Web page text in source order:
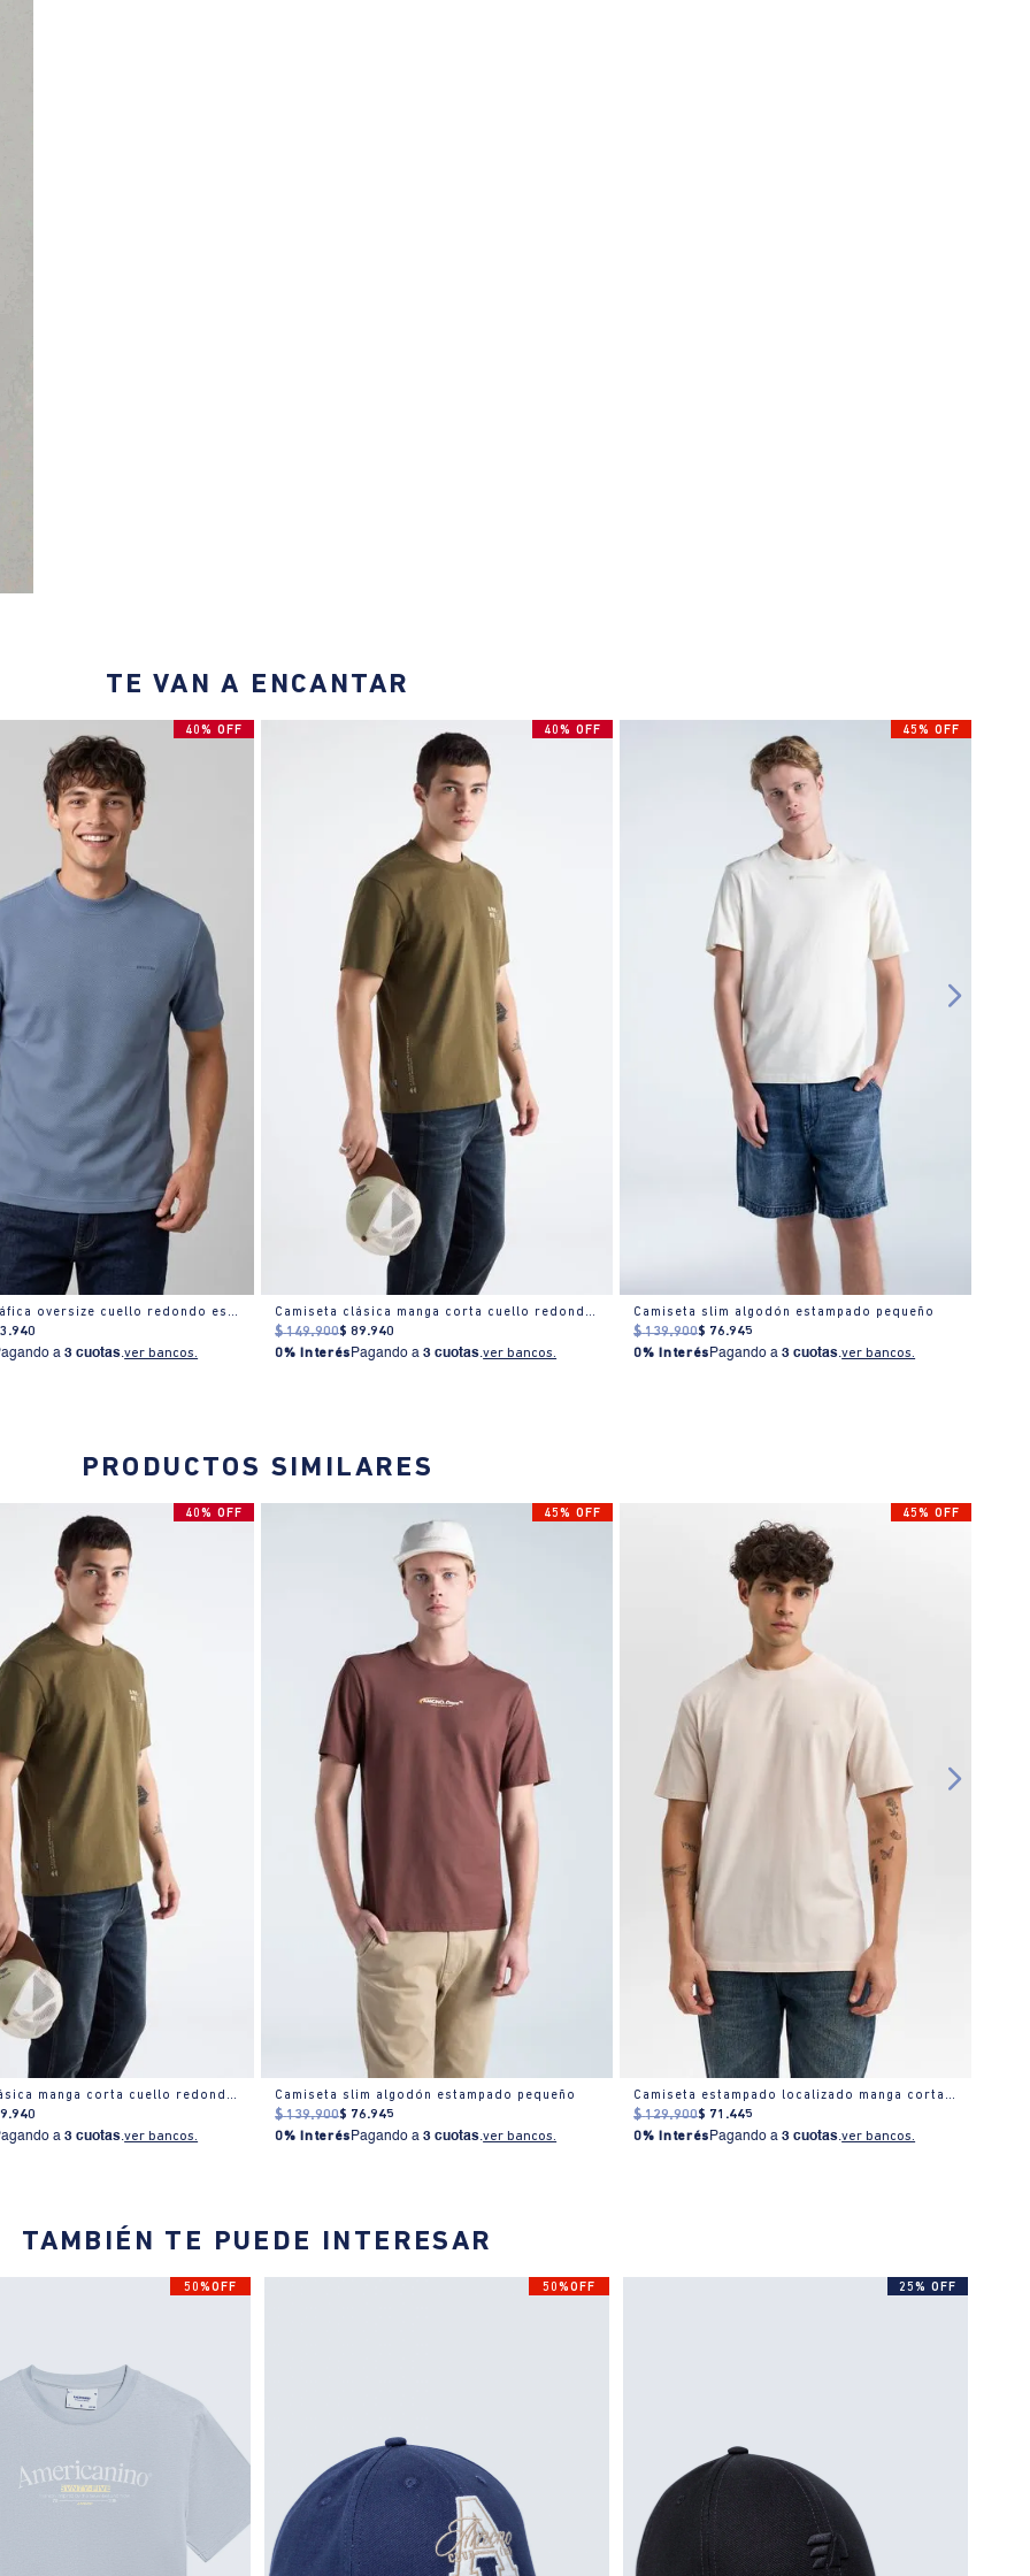
TE VAN A ENCANTAR
40% OFF
Camiseta gráfica oversize cuello redondo estampado
.940
a3 cuotas.ver bancos.
40% OFF
Camiseta clásica manga corta cuello redondo para hombre
$ 149.900$ 89.940
0% Interés Pagando a3 cuotas.ver bancos.
45% OFF
Camiseta slim algodón estampado pequeño
$ 139.900$ 76.945
0% Interés Pagando a3 cuotas.ver bancos.
PRODUCTOS SIMILARES
40% OFF
Camiseta clásica manga corta cuello redondo para hombre
.940
a3 cuotas.ver bancos.
45% OFF
Camiseta slim algodón estampado pequeño
$ 139.900$ 76.945
0% Interés Pagando a3 cuotas.ver bancos.
45% OFF
Camiseta estampado localizado manga corta cuello redondo para hombre
$ 129.900$ 71 .445
0% Interés Pagando a3 cuotas.ver bancos.
TAMBIÉN TE PUEDE INTERESAR
50%OFF 50%OFF 25% OFF